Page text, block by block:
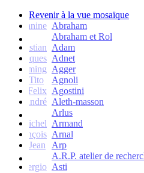
Revenir à la vue mosaïque
Janine Abraham
Abraham et Rol
Christian Adam
Jacques Adnet
Flemming Agger
Tito
Agnoli
Felix Agostini
André Aleth-masson
Arlus
Michel Armand
François Arnal
Jean
Arp
A.R.P. atelier de
Sergio Asti